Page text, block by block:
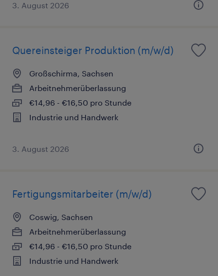
3. August 2026
Quereinsteiger Produktion (m/w/d)
Großschirma, Sachsen
Arbeitnehmerüberlassung
€14,96 - €16,50 pro Stunde
Industrie und Handwerk
3. August 2026
Fertigungsmitarbeiter (m/w/d)
Coswig, Sachsen
Arbeitnehmerüberlassung
€14,96 - €16,50 pro Stunde
Industrie und Handwerk